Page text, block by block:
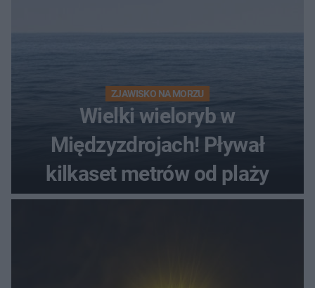
ZJAWISKO NA MORZU
Wielki wieloryb w
Międzyzdrojach! Pływał
kilkaset metrów od plaży